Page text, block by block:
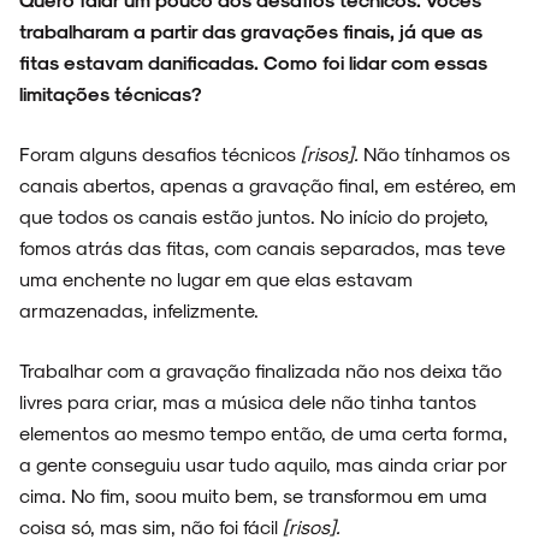
trabalharam a partir das gravações finais, já que as
fitas estavam danificadas. Como foi lidar com essas
limitações técnicas?
Foram alguns desafios técnicos [risos]. Não tínhamos os
canais abertos, apenas a gravação final, em estéreo, em
que todos os canais estão juntos. No início do projeto,
fomos atrás das fitas, com canais separados, mas teve
uma enchente no lugar em que elas estavam
armazenadas, infelizmente.
Trabalhar com a gravação finalizada não nos deixa tão
livres para criar, mas a música dele não tinha tantos
elementos ao mesmo tempo então, de uma certa forma,
a gente conseguiu usar tudo aquilo, mas ainda criar por
cima. No fim, soou muito bem, se transformou em uma
coisa só, mas sim, não foi fácil [risos].